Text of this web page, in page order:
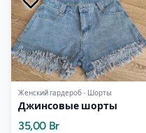
Женский гардероб - Шорты
Джинсовые шорты
35,00 Br